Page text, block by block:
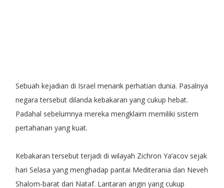
Sebuah kejadian di Israel menarik perhatian dunia. Pasalnya
negara tersebut dilanda kebakaran yang cukup hebat.
Padahal sebelumnya mereka mengklaim memiliki sistem
pertahanan yang kuat.
Kebakaran tersebut terjadi di wilayah Zichron Ya’acov sejak
hari Selasa yang menghadap pantai Mediterania dan Neveh
Shalom-barat dari Nataf. Lantaran angin yang cukup